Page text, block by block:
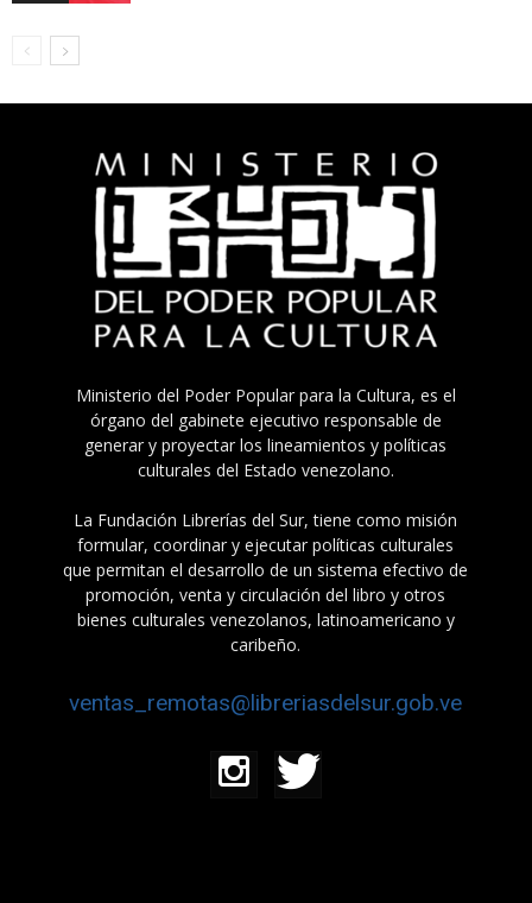
Ministerio del Poder Popular para la Cultura, es el
órgano del gabinete ejecutivo responsable de
generar y proyectar los lineamientos y políticas
culturales del Estado venezolano.
La Fundación Librerías del Sur, tiene como misión
formular, coordinar y ejecutar políticas culturales
que permitan el desarrollo de un sistema efectivo de
promoción, venta y circulación del libro y otros
bienes culturales venezolanos, latinoamericano y
caribeño.
ventas_remotas@libreriasdelsur.gob.ve